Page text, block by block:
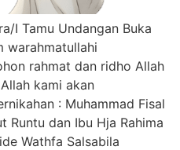
I Tamu Undangan Buka
warahmatullahi
rahmat dan ridho Allah
kami akan
: Muhammad Fisal
Runtu dan Ibu Hja Rahima
Wathfa Salsabila